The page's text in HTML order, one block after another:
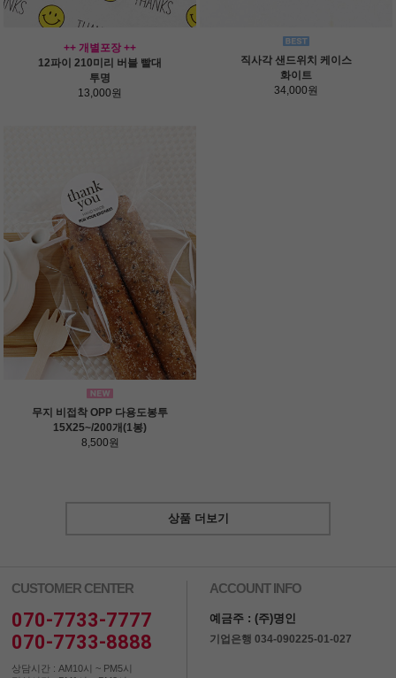
++ 개별포장 ++
12파이 210미리 버블 빨대
투명
13,000원
직사각 샌드위치 케이스
화이트
34,000원
무지 비접착 OPP 다용도봉투
15X25~/200개(1봉)
8,500원
상품 더보기
CUSTOMER CENTER
070-7733-7777
070-7733-8888
상담시간 : AM10시 ~ PM5시
ACCOUNT INFO
예금주 : (주)명인
기업은행 034-090225-01-027